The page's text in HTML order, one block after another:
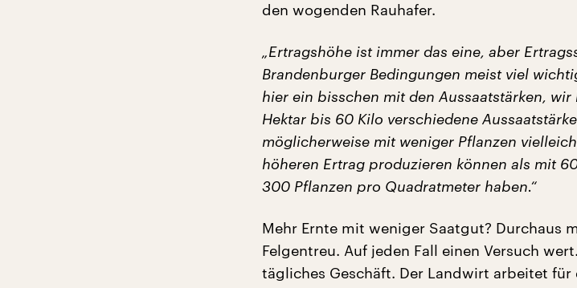
den wogenden Rauhafer.
„Ertragshöhe ist immer das eine, aber
Brandenburger Bedingungen meist viel
hier ein bisschen mit den Aussaatstärken,
Hektar bis 60 Kilo verschiedene
möglicherweise mit weniger Pflanzen
höheren Ertrag produzieren können als mit
300 Pflanzen pro Quadratmeter haben.“
Mehr Ernte mit weniger Saatgut? Durchaus
Felgentreu. Auf jeden Fall einen Versuch
tägliches Geschäft. Der Landwirt arbeitet für